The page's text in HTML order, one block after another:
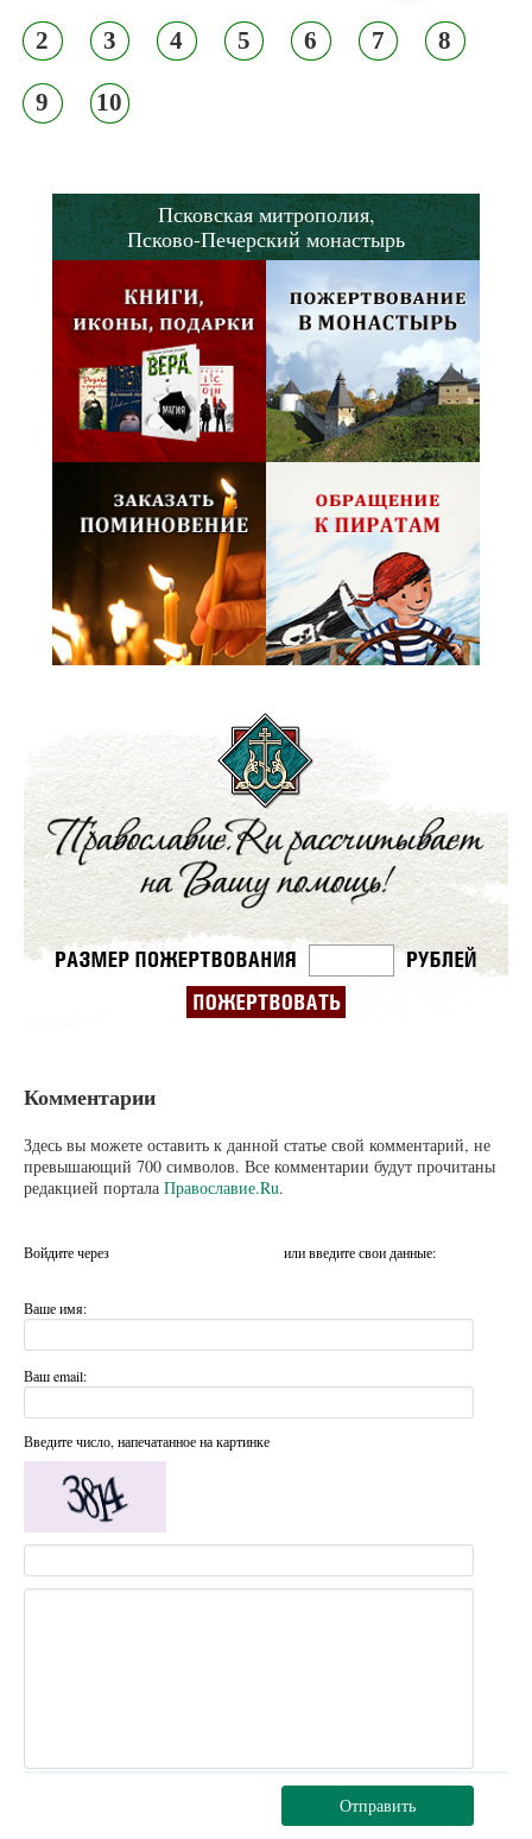
2 3 4 5 6 7 8
9 10
Псковская митрополия,
Псково-Печерский монастырь
Комментарии
Здесь вы можете оставить к данной статье свой комментарий, не
превышающий 700 символов. Все комментарии будут прочитаны
редакцией портала Православие.Ru.
Войдите через или введите свои данные:
Ваше имя:
Ваш email:
Введите число, напечатанное на картинке
Отправить